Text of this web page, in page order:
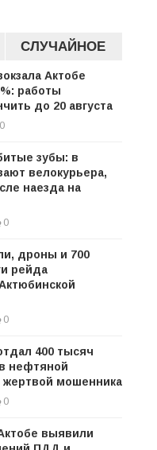
СЛУЧАЙНОЕ
Актобе
работы
до 20 августа
зубы: в
велокурьера,
наезда на
0
дроны и 700
рейда
0
400 тысяч
нефтяной
жертвой мошенника
0
выявили